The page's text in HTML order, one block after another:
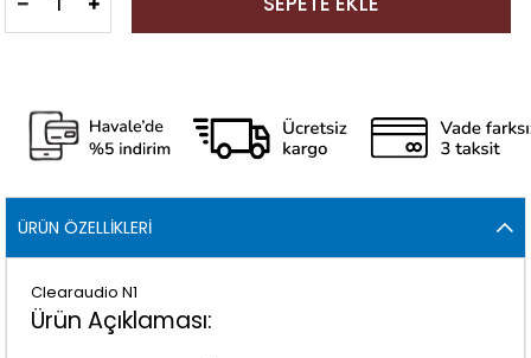
ÜRÜN ÖZELLIKLERI
Clearaudio N1
Ürün Açıklaması: